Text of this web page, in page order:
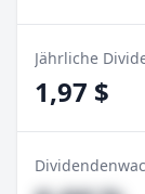
Jährliche
1,97 $